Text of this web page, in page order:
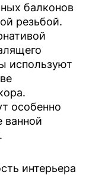
балконов
резьбой.
используют
особенно
ванной
интерьера